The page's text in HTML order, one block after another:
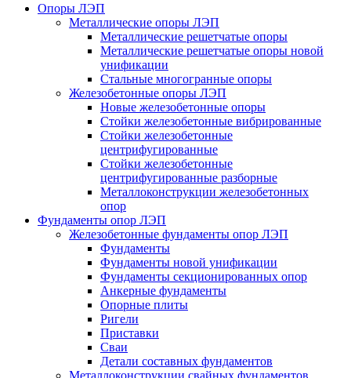
Опоры ЛЭП
Металлические опоры ЛЭП
Металлические решетчатые опоры
Металлические решетчатые опоры новой
унификации
Стальные многогранные опоры
Железобетонные опоры ЛЭП
Новые железобетонные опоры
Стойки железобетонные вибрированные
Стойки железобетонные
центрифугированные
Стойки железобетонные
центрифугированные разборные
Металлоконструкции железобетонных
опор
Фундаменты опор ЛЭП
Железобетонные фундаменты опор ЛЭП
Фундаменты
Фундаменты новой унификации
Фундаменты секционированных опор
Анкерные фундаменты
Опорные плиты
Ригели
Приставки
Сваи
Детали составных фундаментов
Металлоконструкции свайных фундаментов